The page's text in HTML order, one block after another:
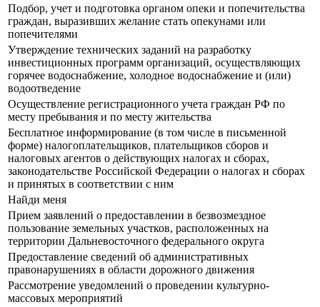
Подбор, учет и подготовка органом опеки и попечительства
граждан, выразивших желание стать опекунами или
попечителями
Утверждение технических заданий на разработку
инвестиционных программ организаций, осуществляющих
горячее водоснабжение, холодное водоснабжение и (или)
водоотведение
Осуществление регистрационного учета граждан РФ по
месту пребывания и по месту жительства
Бесплатное информирование (в том числе в письменной
форме) налогоплательщиков, плательщиков сборов и
налоговых агентов о действующих налогах и сборах,
законодательстве Российской Федерации о налогах и сборах
и принятых в соответствии с ним
Найди меня
Прием заявлений о предоставлении в безвозмездное
пользование земельных участков, расположенных на
территории Дальневосточного федерального округа
Предоставление сведений об административных
правонарушениях в области дорожного движения
Рассмотрение уведомлений о проведении культурно-
массовых мероприятий